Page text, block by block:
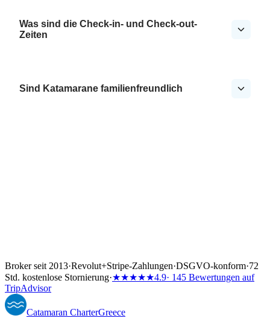
Was sind die Check-in- und Check-out-
Zeiten
Sind Katamarane familienfreundlich
Broker seit 2013·Revolut+Stripe-Zahlungen·DSGVO-konform·72
Std. kostenlose Stornierung·★★★★★4.9· 145 Bewertungen auf
TripAdvisor
Catamaran CharterGreece